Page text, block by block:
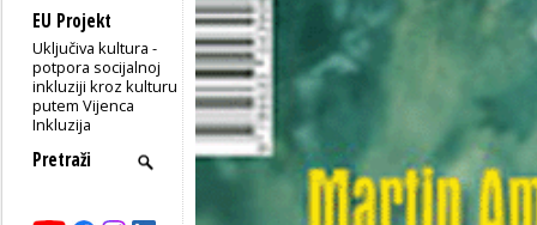
EU Projekt
Uključiva kultura -
potpora socijalnoj
inkluziji kroz kulturu
putem Vijenca
Inkluzija